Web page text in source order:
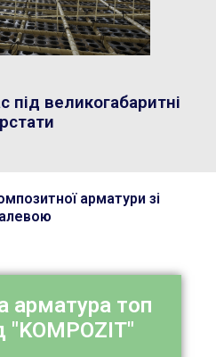
під великогабаритні
арматури зі
арматура топ
"KOMPOZIT"